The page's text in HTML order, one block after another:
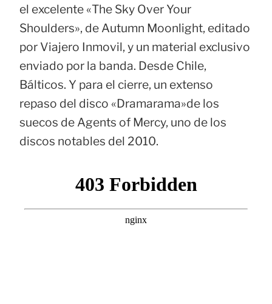
el excelente «The Sky Over Your
Shoulders», de Autumn Moonlight, editado
por Viajero Inmovil, y un material exclusivo
enviado por la banda. Desde Chile,
Bálticos. Y para el cierre, un extenso
repaso del disco «Dramarama»de los
suecos de Agents of Mercy, uno de los
discos notables del 2010.